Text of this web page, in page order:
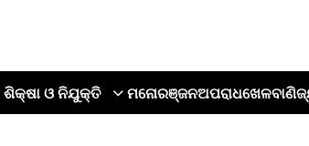
ଶିକ୍ଷା ଓ ନିଯୁକ୍ତି ମନୋରଞ୍ଜନଅପରାଧଖେଳ